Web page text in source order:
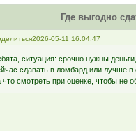
Где выгодно
2026-05-11 16:04:47
ситуация: срочно нужны
сдавать в ломбард или лучше
что смотреть при оценке, чтобы не